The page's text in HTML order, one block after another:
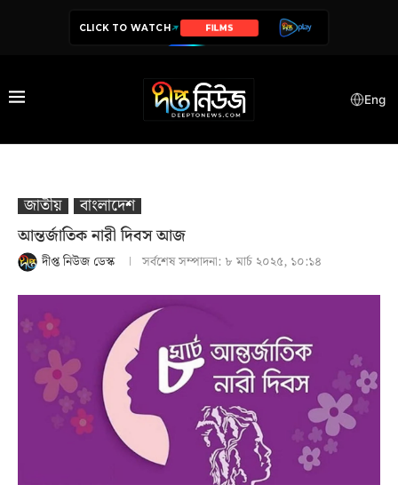
CLICK TO WATCH SERIES
Eng
জাতীয়
বাংলাদেশ
আন্তর্জাতিক নারী দিবস আজ
দীপ্ত নিউজ ডেস্ক সর্বশেষ সম্পাদনা: ৮ মার্চ ২০২৫, ১০:১৪